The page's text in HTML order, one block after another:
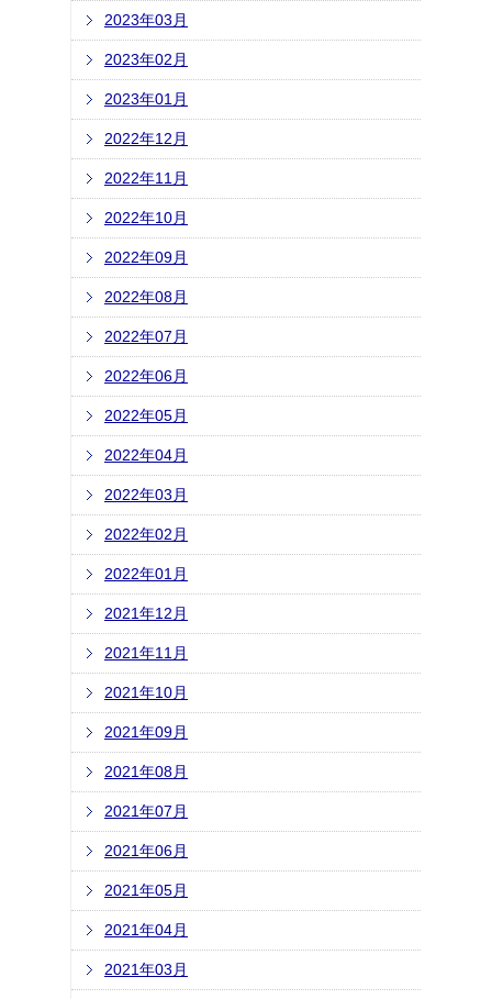
2023年03月
2023年02月
2023年01月
2022年12月
2022年11月
2022年10月
2022年09月
2022年08月
2022年07月
2022年06月
2022年05月
2022年04月
2022年03月
2022年02月
2022年01月
2021年12月
2021年11月
2021年10月
2021年09月
2021年08月
2021年07月
2021年06月
2021年05月
2021年04月
2021年03月